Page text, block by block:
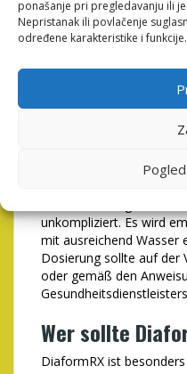
ponašanje pri pregledavanju ili
Nepristanak ili povlačenje
određene karakteristike i funkcije.
Die regelmäßige
zahlreiche Vorteile mit
Reduzierung von
Unterstützung
Erhöhung der
Anwendung
unkompliziert. Es wird
mit ausreichend Wasser
Dosierung sollte auf der
oder gemäß den
Wer sollte
DiaformRX ist